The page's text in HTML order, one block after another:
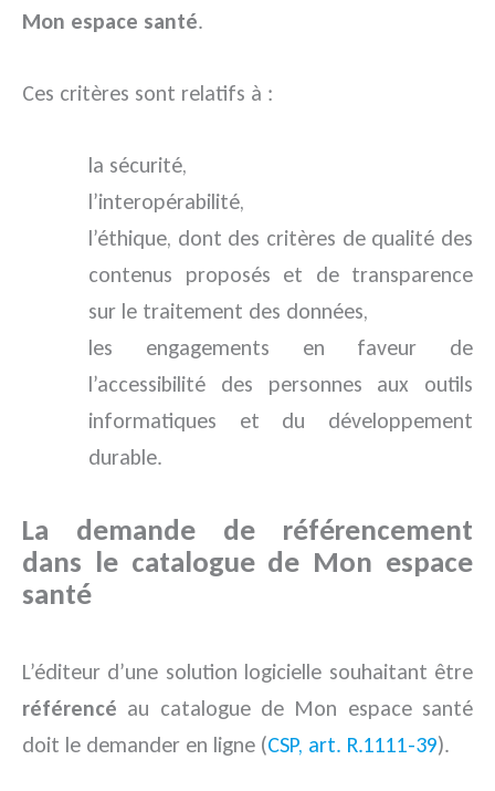
Mon espace santé.
Ces critères sont relatifs à :
la sécurité,
l’interopérabilité,
l’éthique, dont des critères de qualité des
contenus proposés et de transparence
sur le traitement des données,
les engagements en faveur de
l’accessibilité des personnes aux outils
informatiques et du développement
durable.
La demande de référencement
dans le catalogue de Mon espace
santé
L’éditeur d’une solution logicielle souhaitant être
référencé au catalogue de Mon espace santé
doit le demander en ligne (CSP, art. R.1111-39).